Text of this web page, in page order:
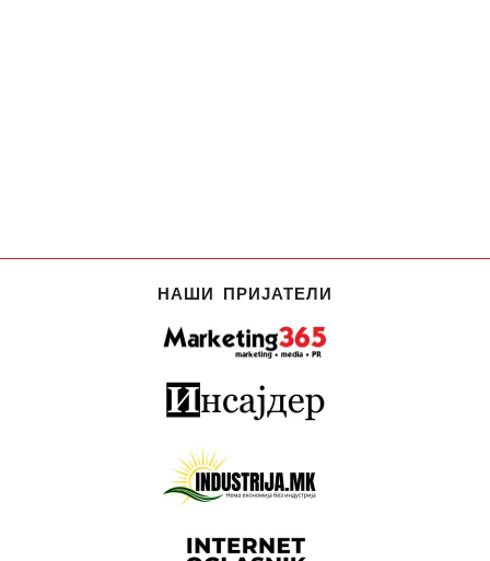
НАШИ ПРИЈАТЕЛИ